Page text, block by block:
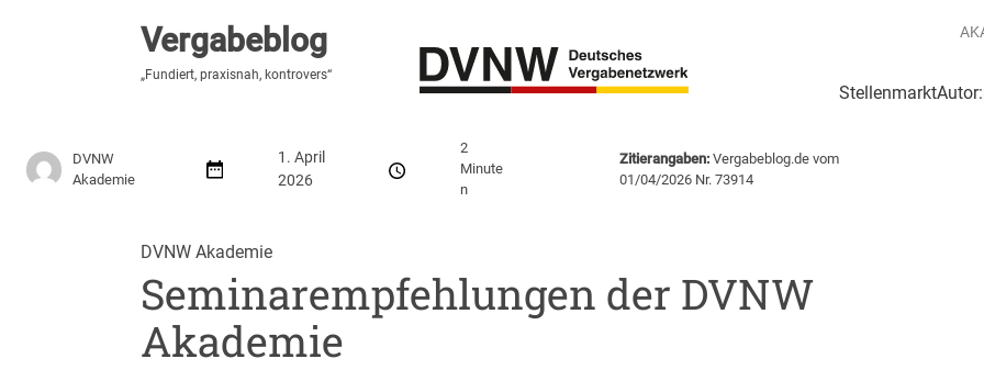
Vergabeblog
„Fundiert, praxisnah, kontrovers“
Stellenmarkt
Vergabeblog
„Fundiert, praxisnah, kontrovers“
DVNW
Akademie
1. April
2026
2
Minute
n
Zitierangaben: Vergabeblog.de vom
01/04/2026 Nr. 73914
DVNW Akademie
Seminarempfehlungen der DVNW
Akademie